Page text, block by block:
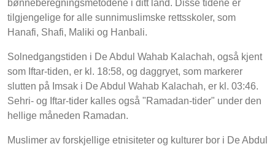
bønneberegningsmetodene i ditt land. Disse tidene er
tilgjengelige for alle sunnimuslimske rettsskoler, som
Hanafi, Shafi, Maliki og Hanbali.
Solnedgangstiden i De Abdul Wahab Kalachah, også kjent
som Iftar-tiden, er kl. 18:58, og daggryet, som markerer
slutten på Imsak i De Abdul Wahab Kalachah, er kl. 03:46.
Sehri- og Iftar-tider kalles også "Ramadan-tider" under den
hellige måneden Ramadan.
Muslimer av forskjellige etnisiteter og kulturer bor i De Abdul